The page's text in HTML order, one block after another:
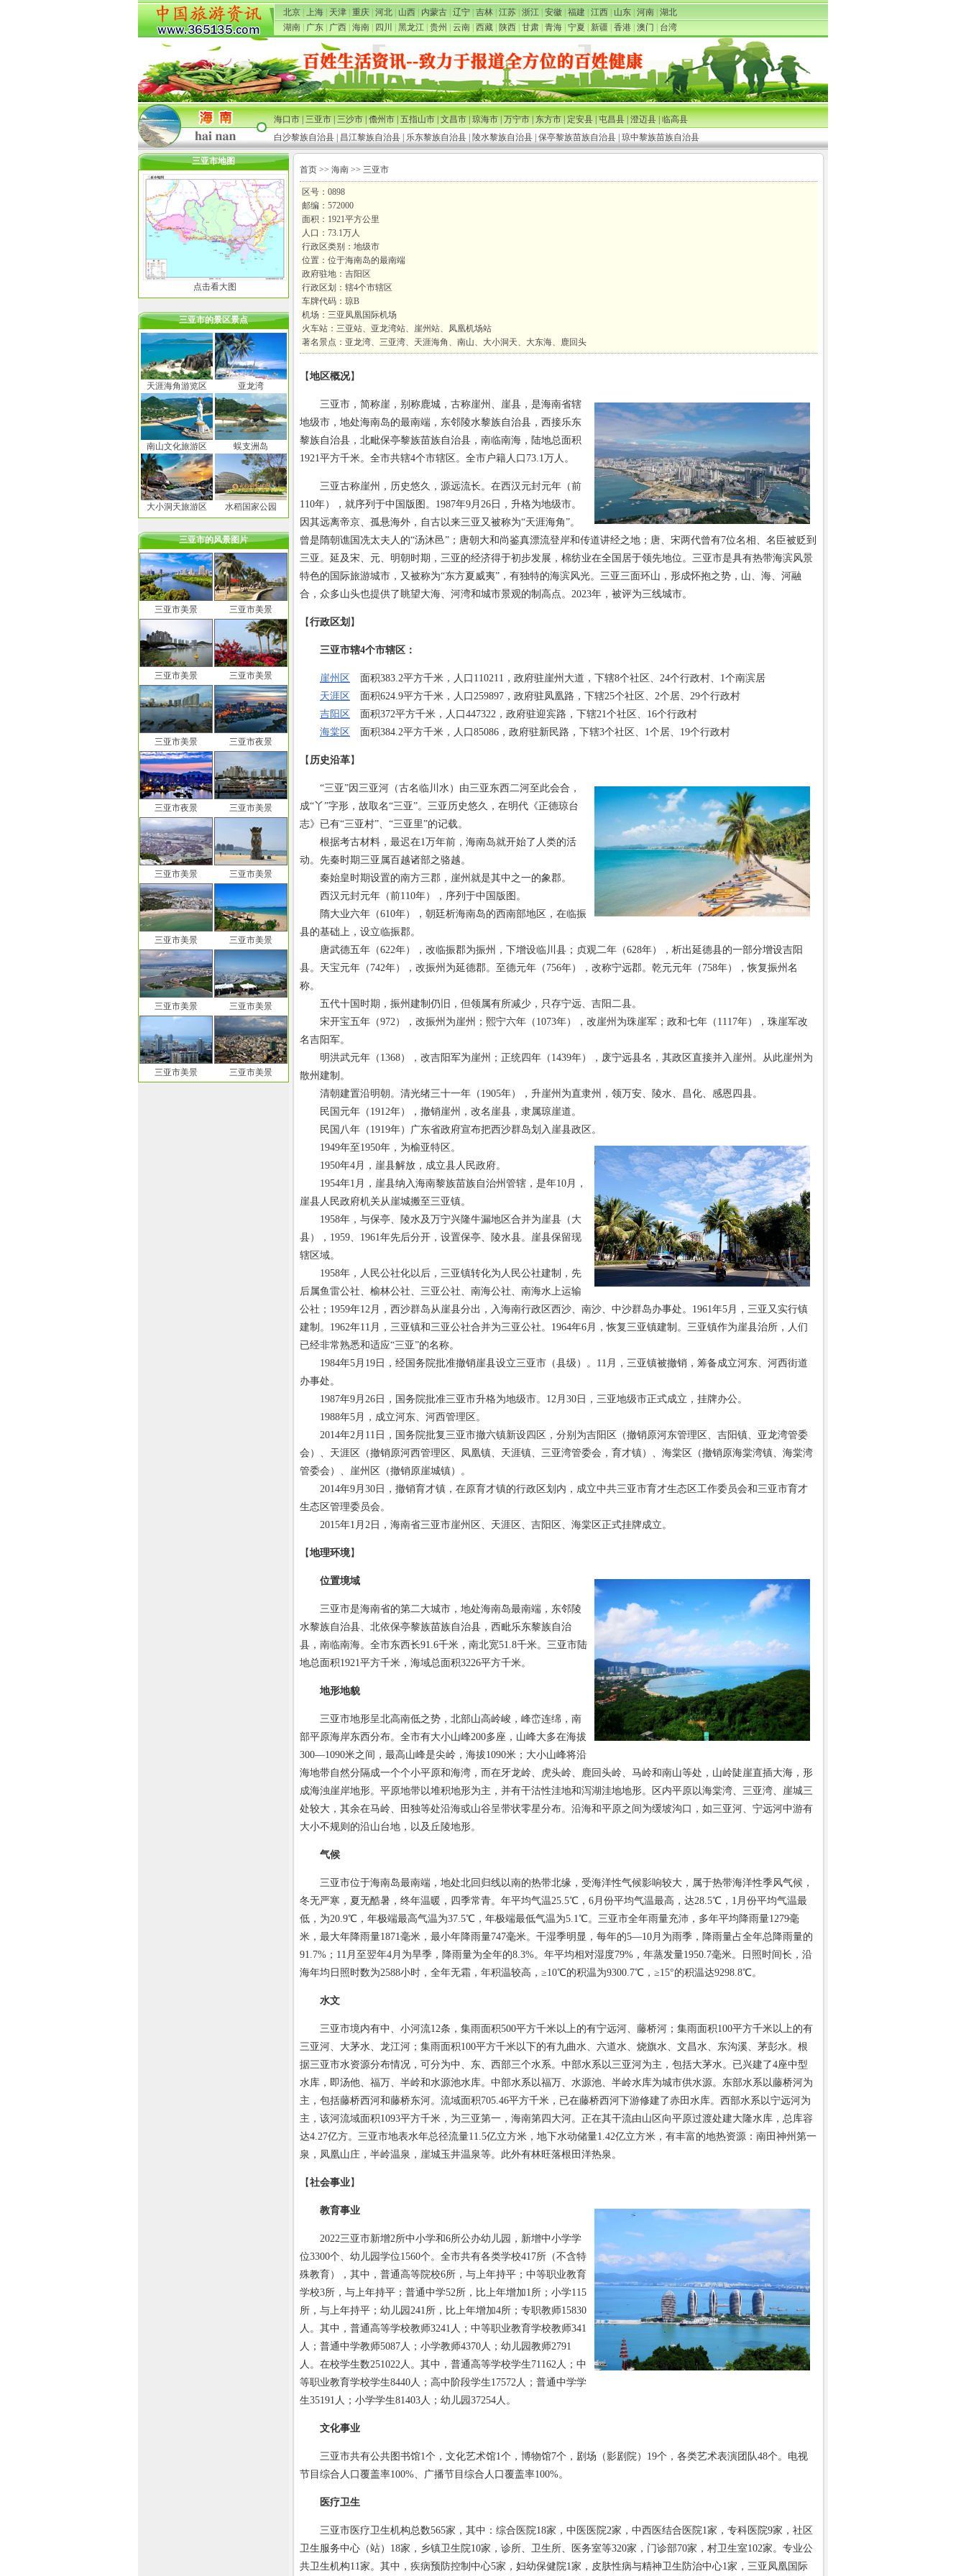
北京 上海 天津 重庆 河北 山西 内蒙古 辽宁 吉林 江苏 浙江 安徽 福建 江西 山东 河南 湖北
湖南
广东 广西 海南 四川 黑龙江 贵州 云南 西藏 陕西 甘肃 青海 宁夏 新疆 香港 澳门 台湾
海口市|三亚市|三沙市|儋州市|五指山市|文昌市|琼海市|万宁市|东方市|定安县|屯昌县|澄迈县|临高县
白沙黎族自治县
昌江黎族自治县 乐东黎族自治县 陵水黎族自治县 保亭黎族苗族自治县 琼中黎族苗族自治县
三亚市地图
点击看大图
三亚市的景区景点
天涯海角游览区
南山文化旅游区
大小洞天旅游区
亚龙湾
蜈支洲岛
水稻国家公园
三亚市的风景图片
三亚市美景 三亚市美景
三亚市美景 三亚市美景
三亚市美景 三亚市夜景
三亚市夜景 三亚市美景
三亚市美景 三亚市美景
三亚市美景 三亚市美景
三亚市美景 三亚市美景
三亚市美景 三亚市美景
首页 >> 海南 >> 三亚市
区号：0898
邮编：572000
面积：1921平方公里
人口：73.1万人
行政区类别：地级市
位置：位于海南岛的最南端
政府驻地：吉阳区
行政区划：辖4个市辖区
车牌代码：琼B
机场：三亚凤凰国际机场
火车站：三亚站、亚龙湾站、崖州站、凤凰机场站
著名景点：亚龙湾、三亚湾、天涯海角、南山、大小洞天、大东海、鹿回头
【地区概况】
三亚市，简称崖，别称鹿城，古称崖州、崖县，是海南省辖
地级市，地处海南岛的最南端，东邻陵水黎族自治县，西接乐东
黎族自治县，北毗保亭黎族苗族自治县，南临南海，陆地总面积
1921平方千米。全市共辖4个市辖区。全市户籍人口73.1万人。
三亚古称崖州，历史悠久，源远流长。在西汉元封元年（前
110年），就序列于中国版图。1987年9月26日，升格为地级市。
因其远离帝京、孤悬海外，自古以来三亚又被称为“天涯海角”。
曾是隋朝谯国冼太夫人的“汤沐邑”；唐朝大和尚鉴真漂流登岸和传道讲经之地；唐、宋两代曾有7位名相、名臣被贬到
三亚。延及宋、元、明朝时期，三亚的经济得于初步发展，棉纺业在全国居于领先地位。三亚市是具有热带海滨风景
特色的国际旅游城市，又被称为“东方夏威夷”，有独特的海滨风光。三亚三面环山，形成怀抱之势，山、海、河融
合，众多山头也提供了眺望大海、河湾和城市景观的制高点。2023年，被评为三线城市。
【行政区划 】
三亚市辖4个市辖区：
崖州区
面积383.2平方千米，人口110211，政府驻崖州大道，下辖8个社区、24个行政村、1个南滨居
天涯区
面积624.9平方千米，人口259897，政府驻凤凰路，下辖25个社区、2个居、29个行政村
吉阳区
面积372平方千米，人口447322，政府驻迎宾路，下辖21个社区、16个行政村
海棠区
面积384.2平方千米，人口85086，政府驻新民路，下辖3个社区、1个居、19个行政村
【 历史沿革】
“三亚”因三亚河（古名临川水）由三亚东西二河至此会合，
成“丫”字形，故取名“三亚”。三亚历史悠久，在明代《正德琼台
志》已有“三亚村”、“三亚里”的记载。
根据考古材料，最迟在1万年前，海南岛就开始了人类的活
动。先秦时期三亚属百越诸部之骆越。
秦始皇时期设置的南方三郡，崖州就是其中之一的象郡。
西汉元封元年（前110年），序列于中国版图。
隋大业六年（610年），朝廷析海南岛的西南部地区，在临振
县的基础上，设立临振郡。
唐武德五年（622年），改临振郡为振州，下增设临川县；贞观二年（628年），析出延德县的一部分增设吉阳
县。天宝元年（742年），改振州为延德郡。至德元年（756年），改称宁远郡。乾元元年（758年），恢复振州名
称。
五代十国时期，振州建制仍旧，但领属有所减少，只存宁远、吉阳二县。
宋开宝五年（972），改振州为崖州；熙宁六年（1073年），改崖州为珠崖军；政和七年（1117年），珠崖军改
名吉阳军。
明洪武元年（1368），改吉阳军为崖州；正统四年（1439年），废宁远县名，其政区直接并入崖州。从此崖州为
散州建制。
清朝建置沿明朝。清光绪三十一年（1905年），升崖州为直隶州，领万安、陵水、昌化、感恩四县。
民国元年（1912年），撤销崖州，改名崖县，隶属琼崖道。
民国八年（1919年）广东省政府宣布把西沙群岛划入崖县政区。
1949年至1950年，为榆亚特区。
1950年4月，崖县解放，成立县人民政府。
1954年1月，崖县纳入海南黎族苗族自治州管辖，是年10月，
崖县人民政府机关从崖城搬至三亚镇。
1958年，与保亭、陵水及万宁兴隆牛漏地区合并为崖县（大
县），1959、1961年先后分开，设置保亭、陵水县。崖县保留现
辖区域。
1958年，人民公社化以后，三亚镇转化为人民公社建制，先
后属鱼雷公社、榆林公社、三亚公社、南海公社、南海水上运输
公社；1959年12月，西沙群岛从崖县分出，入海南行政区西沙、南沙、中沙群岛办事处。1961年5月，三亚又实行镇
建制。1962年11月，三亚镇和三亚公社合并为三亚公社。1964年6月，恢复三亚镇建制。三亚镇作为崖县治所，人们
已经非常熟悉和适应“三亚”的名称。
1984年5月19日，经国务院批准撤销崖县设立三亚市（县级）。11月，三亚镇被撤销，筹备成立河东、河西街道
办事处。
1987年9月26日，国务院批准三亚市升格为地级市。12月30日，三亚地级市正式成立，挂牌办公。
1988年5月，成立河东、河西管理区。
2014年2月11日，国务院批复三亚市撤六镇新设四区，分别为吉阳区（撤销原河东管理区、吉阳镇、亚龙湾管委
会）、天涯区（撤销原河西管理区、凤凰镇、天涯镇、三亚湾管委会，育才镇）、海棠区（撤销原海棠湾镇、海棠湾
管委会）、崖州区（撤销原崖城镇）。
2014年9月30日，撤销育才镇，在原育才镇的行政区划内，成立中共三亚市育才生态区工作委员会和三亚市育才
生态区管理委员会。
2015年1月2日，海南省三亚市崖州区、天涯区、吉阳区、海棠区正式挂牌成立。
【地理环境】
位置境域
三亚市是海南省的第二大城市，地处海南岛最南端，东邻陵
水黎族自治县、北依保亭黎族苗族自治县，西毗乐东黎族自治
县，南临南海。全市东西长91.6千米，南北宽51.8千米。三亚市陆
地总面积1921平方千米，海域总面积3226平方千米。
地形地貌
三亚市地形呈北高南低之势，北部山高岭峻，峰峦连绵，南
部平原海岸东西分布。全市有大小山峰200多座，山峰大多在海拔
300—1090米之间，最高山峰是尖岭，海拔1090米；大小山峰将沿
海地带自然分隔成一个个小平原和海湾，而在牙龙岭、虎头岭、鹿回头岭、马岭和南山等处，山岭陡崖直插大海，形
成海浊崖岸地形。平原地带以堆积地形为主，并有干沽性洼地和泻湖洼地地形。区内平原以海棠湾、三亚湾、崖城三
处较大，其余在马岭、田独等处沿海或山谷呈带状零星分布。沿海和平原之间为缓坡沟口，如三亚河、宁远河中游有
大小不规则的沿山台地，以及丘陵地形。
气候
三亚市位于海南岛最南端，地处北回归线以南的热带北缘，受海洋性气候影响较大，属于热带海洋性季风气候，
冬无严寒，夏无酷暑，终年温暖，四季常青。年平均气温25.5℃，6月份平均气温最高，达28.5℃，1月份平均气温最
低，为20.9℃，年极端最高气温为37.5℃，年极端最低气温为5.1℃。三亚市全年雨量充沛，多年平均降雨量1279毫
米，最大年降雨量1871毫米，最小年降雨量747毫米。干湿季明显，每年的5—10月为雨季，降雨量占全年总降雨量的
91.7%；11月至翌年4月为旱季，降雨量为全年的8.3%。年平均相对湿度79%，年蒸发量1950.7毫米。日照时间长，沿
海年均日照时数为2588小时，全年无霜，年积温较高，≥10℃的积温为9300.7℃，≥15°的积温达9298.8℃。
水文
三亚市境内有中、小河流12条，集雨面积500平方千米以上的有宁远河、藤桥河；集雨面积100平方千米以上的有
三亚河、大茅水、龙江河；集雨面积100平方千米以下的有九曲水、六道水、烧旗水、文昌水、东沟溪、茅彭水。根
据三亚市水资源分布情况，可分为中、东、西部三个水系。中部水系以三亚河为主，包括大茅水。已兴建了4座中型
水库，即汤他、福万、半岭和水源池水库。中部水系以福万、水源池、半岭水库为城市供水源。东部水系以藤桥河为
主，包括藤桥西河和藤桥东河。流域面积705.46平方千米，已在藤桥西河下游修建了赤田水库。西部水系以宁远河为
主，该河流域面积1093平方千米，为三亚第一，海南第四大河。正在其干流由山区向平原过渡处建大隆水库，总库容
达4.27亿方。三亚市地表水年总径流量11.5亿立方米，地下水动储量1.42亿立方米，有丰富的地热资源：南田神州第一
泉，凤凰山庄，半岭温泉，崖城玉井温泉等。此外有林旺落根田洋热泉。
【社会事业】
教育事业
2022三亚市新增2所中小学和6所公办幼儿园，新增中小学学
位3300个、幼儿园学位1560个。全市共有各类学校417所（不含特
殊教育），其中，普通高等院校6所，与上年持平；中等职业教育
学校3所，与上年持平；普通中学52所，比上年增加1所；小学115
所，与上年持平；幼儿园241所，比上年增加4所；专职教师15830
人。其中，普通高等学校教师3241人；中等职业教育学校教师341
人；普通中学教师5087人；小学教师4370人；幼儿园教师2791
人。在校学生数251022人。其中，普通高等学校学生71162人；中
等职业教育学校学生8440人；高中阶段学生17572人；普通中学学
生35191人；小学学生81403人；幼儿园37254人。
文化事业
三亚市共有公共图书馆1个，文化艺术馆1个，博物馆7个，剧场（影剧院）19个，各类艺术表演团队48个。电视
节目综合人口覆盖率100%、广播节目综合人口覆盖率100%。
医疗卫生
三亚市医疗卫生机构总数565家，其中：综合医院18家，中医医院2家，中西医结合医院1家，专科医院9家，社区
卫生服务中心（站）18家，乡镇卫生院10家，诊所、卫生所、医务室等320家，门诊部70家，村卫生室102家。专业公
共卫生机构11家。其中，疾病预防控制中心5家，妇幼保健院1家，皮肤性病与精神卫生防治中心1家，三亚凤凰国际